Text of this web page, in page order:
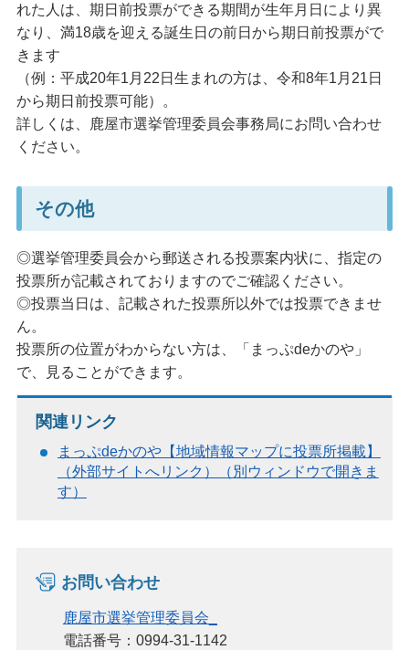
れた人は、期日前投票ができる期間が生年月日により異
なり、満18歳を迎える誕生日の前日から期日前投票がで
きます
（例：平成20年1月22日生まれの方は、令和8年1月21日
から期日前投票可能）。
詳しくは、鹿屋市選挙管理委員会事務局にお問い合わせ
ください。
その他
◎選挙管理委員会から郵送される投票案内状に、指定の
投票所が記載されておりますのでご確認ください。
◎投票当日は、記載された投票所以外では投票できませ
ん。
投票所の位置がわからない方は、「まっぷdeかのや」
で、見ることができます。
関連リンク
まっぷdeかのや【地域情報マップに投票所掲載】
（外部サイトへリンク）（別ウィンドウで開きま
す）
お問い合わせ
鹿屋市選挙管理委員会_
電話番号：0994-31-1142